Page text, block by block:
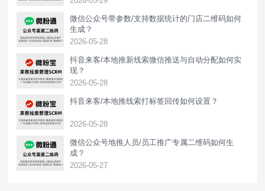
微信公众号带参数/支持数据统计的门店二维码如何
生成？
2026-05-28
抖音来客/本地推新线索微信推送与自动分配如何实
现？
2026-05-28
抖音来客/本地推线索打标签回传如何设置？
2026-05-28
‌微信公众号地推人员/员工推广专属二维码如何生
成？
2026-05-27